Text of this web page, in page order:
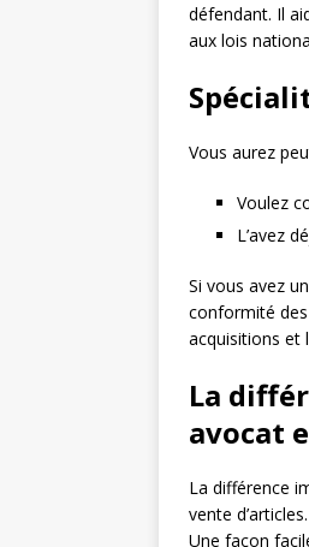
défendant. Il
aux lois
Vous aurez
Voulez
L’avez
Si vous avez
conformité
acquisitions et
La
avocat
La différence
vente
Une façon